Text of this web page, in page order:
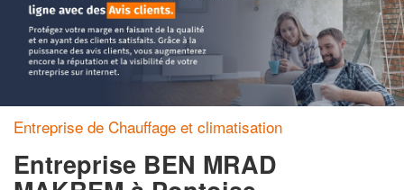
Entreprise de Chauffage et climatisation
Entreprise BEN MRAD